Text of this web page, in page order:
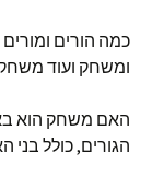
כמה הורים
ומשחק ועוד
האם משחק הוא
הגורים, כולל